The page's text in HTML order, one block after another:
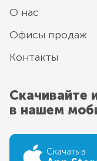
О нас
Офисы продаж
Контакты
Скачивайте
в нашем
Скачать в